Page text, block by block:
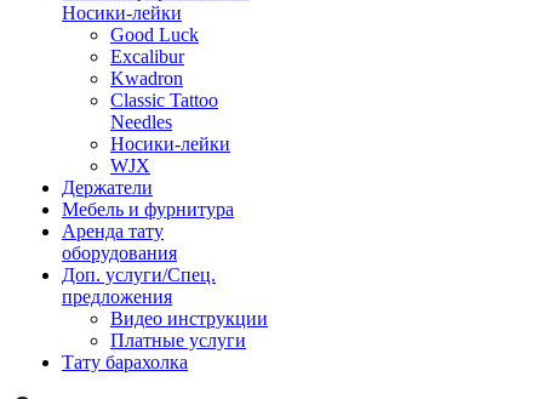
Носики-лейки
Good Luck
Excalibur
Kwadron
Classic Tattoo
Needles
Носики-лейки
WJX
Держатели
Мебель и фурнитура
Аренда тату
оборудования
Доп. услуги/Спец.
предложения
Видео инструкции
Платные услуги
Тату барахолка